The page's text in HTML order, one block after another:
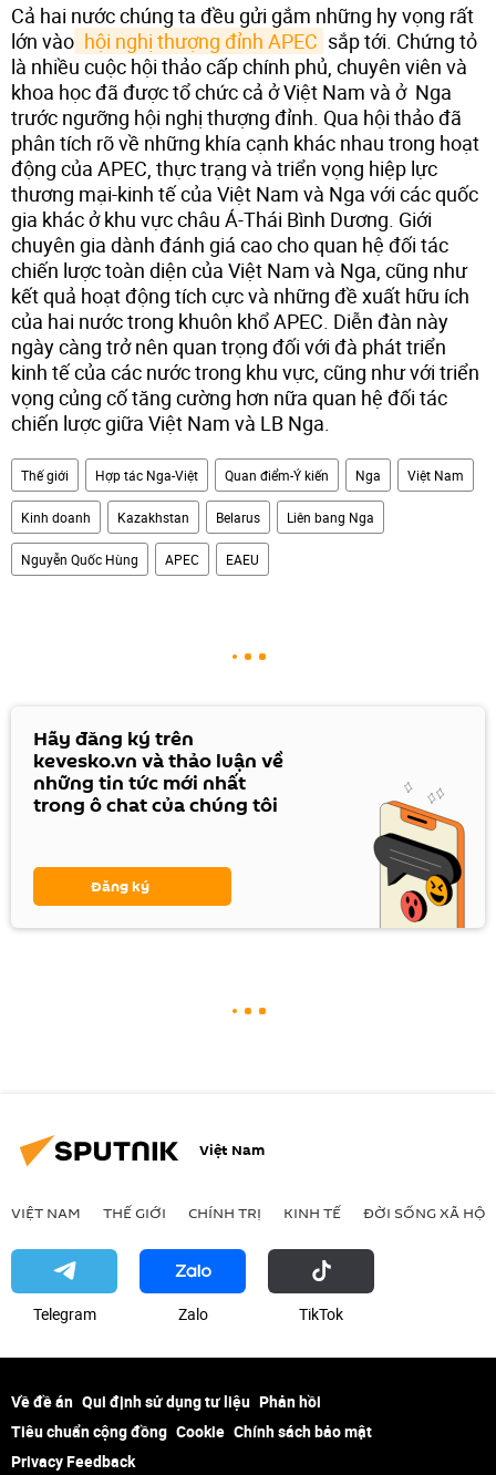
Cả hai nước chúng ta đều gửi gắm những hy vọng rất
lớn vào hội nghị thượng đỉnh APEC sắp tới. Chứng tỏ
là nhiều cuộc hội thảo cấp chính phủ, chuyên viên và
khoa học đã được tổ chức cả ở Việt Nam và ở Nga
trước ngưỡng hội nghị thượng đỉnh. Qua hội thảo đã
phân tích rõ về những khía cạnh khác nhau trong hoạt
động của APEC, thực trạng và triển vọng hiệp lực
thương mại-kinh tế của Việt Nam và Nga với các quốc
gia khác ở khu vực châu Á-Thái Bình Dương. Giới
chuyên gia dành đánh giá cao cho quan hệ đối tác
chiến lược toàn diện của Việt Nam và Nga, cũng như
kết quả hoạt động tích cực và những đề xuất hữu ích
của hai nước trong khuôn khổ APEC. Diễn đàn này
ngày càng trở nên quan trọng đối với đà phát triển
kinh tế của các nước trong khu vực, cũng như với triển
vọng củng cố tăng cường hơn nữa quan hệ đối tác
chiến lược giữa Việt Nam và LB Nga.
Thế giới Hợp tác Nga-Việt Quan điểm-Ý kiến Nga Việt Nam
Kinh doanh Kazakhstan Belarus Liên bang Nga
Nguyễn Quốc Hùng APEC EAEU
Hãy đăng ký trên
kevesko.vn và thảo luận về
những tin tức mới nhất
trong ô chat của chúng tôi
Đăng ký
Việt Nam
VIỆT NAM THẾ GIỚI CHÍNH TRỊ KINH TẾ ĐỜI SỐNG XÃ HỘI
Telegram Zalo ТikТоk
Về đề án Qui định sử dụng tư liệu Phản hồi
Tiêu chuẩn cộng đồng Cookie Chính sách bảo mật
Privacy Feedback